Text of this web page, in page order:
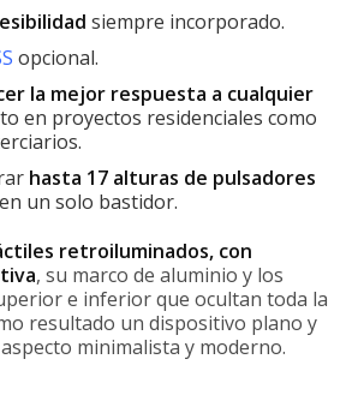
siempre incorporado.
opcional.
la mejor respuesta a cualquier
en proyectos residenciales como
hasta 17 alturas de pulsadores
en un solo bastidor.
retroiluminados, con
, su marco de aluminio y los
e inferior que ocultan toda la
resultado un dispositivo plano y
minimalista y moderno.